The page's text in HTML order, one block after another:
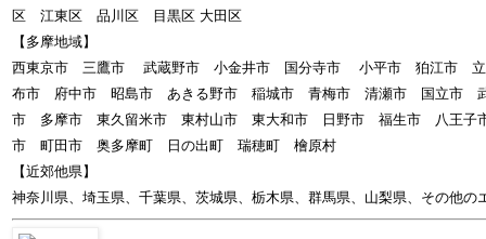
区 江東区 品川区 目黒区 大田区
【多摩地域】
西東京市 三鷹市 武蔵野市 小金井市 国分寺市 小平市 狛江市
布市 府中市 昭島市 あきる野市 稲城市 青梅市 清瀬市 国立市
市 多摩市 東久留米市 東村山市 東大和市 日野市 福生市 八王子
市 町田市 奥多摩町 日の出町 瑞穂町 檜原村
【近郊他県】
神奈川県、埼玉県、千葉県、茨城県、栃木県、群馬県、山梨県、その他の